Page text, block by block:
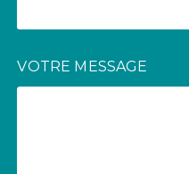
VOTRE MESSAGE